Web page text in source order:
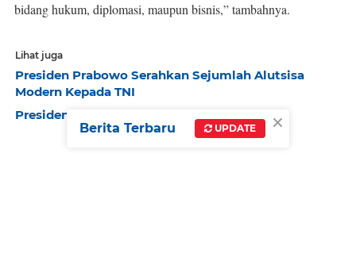
bidang hukum, diplomasi, maupun bisnis,” tambahnya.
Lihat juga
Presiden Prabowo Serahkan Sejumlah Alutsisa
Modern Kepada TNI
Presiden Prabowo Tegaskan Indonesia Kuat
×
Berita Terbaru UPDATE